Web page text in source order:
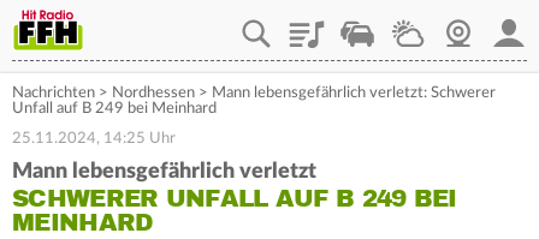
PlaylistStaupilotWetterWebcam
Nachrichten > Nordhessen > Mann lebensgefährlich verletzt: Schwerer
Unfall auf B 249 bei Meinhard
25.11.2024, 14:25 Uhr
Mann lebensgefährlich verletzt
SCHWERER UNFALL AUF B 249 BEI
MEINHARD